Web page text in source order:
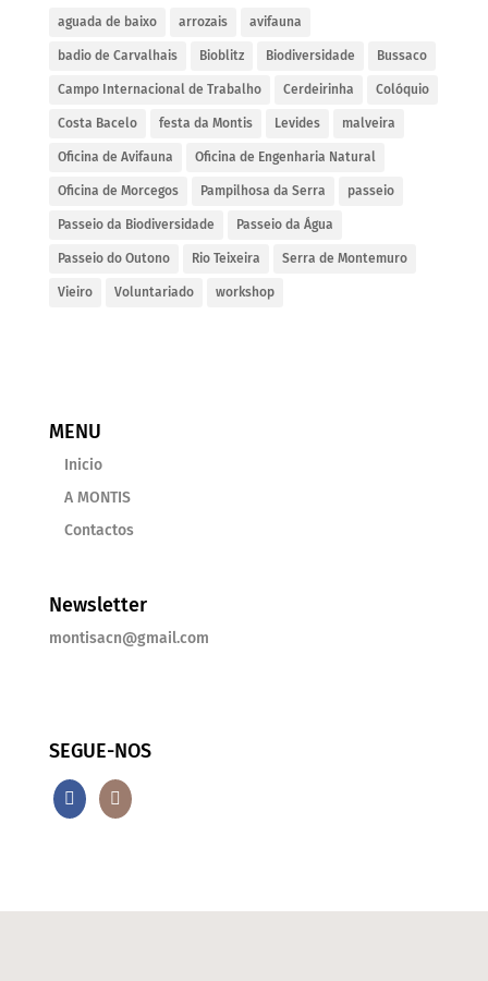
aguada de baixo arrozais avifauna
badio de Carvalhais Bioblitz Biodiversidade Bussaco
Campo Internacional de Trabalho Cerdeirinha Colóquio
Costa Bacelo festa da Montis Levides malveira
Oficina de Avifauna Oficina de Engenharia Natural
Oficina de Morcegos Pampilhosa da Serra passeio
Passeio da Biodiversidade Passeio da Água
Passeio do Outono Rio Teixeira Serra de Montemuro
Vieiro Voluntariado workshop
MENU
Inicio
A MONTIS
Contactos
Newsletter
montisacn@gmail.com
SEGUE-NOS